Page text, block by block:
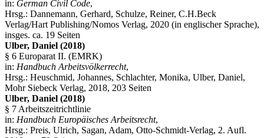
in: German Civil Code,
Hrsg.: Dannemann, Gerhard, Schulze, Reiner, C.H.Beck
Verlag/Hart Publishing/Nomos Verlag, 2020 (in englischer Sprache),
insges. ca. 19 Seiten
Ulber, Daniel (2018)
§ 6 Europarat II. (EMRK)
in: Handbuch Arbeitsvölkerrecht,
Hrsg.: Heuschmid, Johannes, Schlachter, Monika, Ulber, Daniel,
Mohr Siebeck Verlag, 2018, 203 Seiten
Ulber, Daniel (2018)
§ 7 Arbeitszeitrichtlinie
in: Handbuch Europäisches Arbeitsrecht,
Hrsg.: Preis, Ulrich, Sagan, Adam, Otto-Schmidt-Verlag, 2. Aufl.